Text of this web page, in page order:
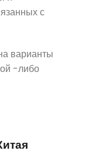
с
варианты
-либо